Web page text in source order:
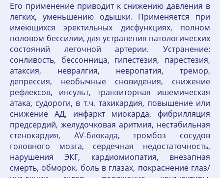
Его применение приводит к снижению давления в
легких, уменьшению одышки. Применяется при
имеющихся эректильных дисфункциях, полном
половом бессилии, для устранения патологических
состояний легочной артерии. Устранение:
сонливость, бессонница, гипестезия, парестезия,
атаксия, невралгия, невропатия, тремор,
депрессия, необычные сновидения, снижение
рефлексов, инсульт, транзиторная ишемическая
атака, судороги, в т.ч. тахикардия, повышение или
снижение АД, инфаркт миокарда, фибрилляция
предсердий, желудочковая аритмия, нестабильная
стенокардия, AV-блокада, тромбоз сосудов
головного мозга, сердечная недостаточность,
нарушения ЭКГ, кардиомиопатия, внезапная
смерть, обморок. боль в глазах, покраснение глаз/